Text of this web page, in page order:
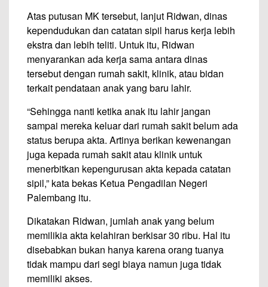
Atas putusan MK tersebut, lanjut Ridwan, dinas
kependudukan dan catatan sipil harus kerja lebih
ekstra dan lebih teliti. Untuk itu, Ridwan
menyarankan ada kerja sama antara dinas
tersebut dengan rumah sakit, klinik, atau bidan
terkait pendataan anak yang baru lahir.
“Sehingga nanti ketika anak itu lahir jangan
sampai mereka keluar dari rumah sakit belum ada
status berupa akta. Artinya berikan kewenangan
juga kepada rumah sakit atau klinik untuk
menerbitkan kepengurusan akta kepada catatan
sipil,” kata bekas Ketua Pengadilan Negeri
Palembang itu.
Dikatakan Ridwan, jumlah anak yang belum
memilikia akta kelahiran berkisar 30 ribu. Hal itu
disebabkan bukan hanya karena orang tuanya
tidak mampu dari segi biaya namun juga tidak
memiliki akses.